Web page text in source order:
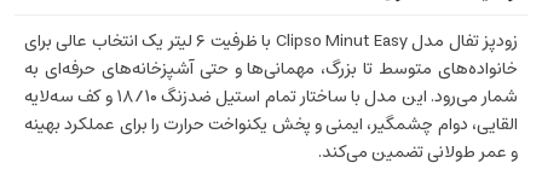
زودپز تفال مدل Clipso Minut Easy با ظرفیت ۶ لیتر یک انتخاب عالی برای
خانواده‌های متوسط تا بزرگ، مهمانی‌ها و حتی آشپزخانه‌های حرفه‌ای به
شمار می‌رود. این مدل با ساختار تمام استیل ضدزنگ ۱۸/۱۰ و کف سه‌لایه
القایی، دوام چشمگیر، ایمنی و پخش یکنواخت حرارت را برای عملکرد بهینه
و عمر طولانی تضمین می‌کند.